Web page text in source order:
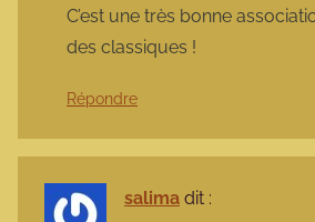
C’est une très bonne
des classiques !
Répondre
salima dit :